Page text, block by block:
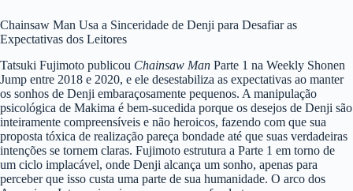
Chainsaw Man Usa a Sinceridade de Denji para Desafiar as
Expectativas dos Leitores
Tatsuki Fujimoto publicou Chainsaw Man Parte 1 na Weekly Shonen
Jump entre 2018 e 2020, e ele desestabiliza as expectativas ao manter
os sonhos de Denji embaraçosamente pequenos. A manipulação
psicológica de Makima é bem-sucedida porque os desejos de Denji são
inteiramente compreensíveis e não heroicos, fazendo com que sua
proposta tóxica de realização pareça bondade até que suas verdadeiras
intenções se tornem claras. Fujimoto estrutura a Parte 1 em torno de
um ciclo implacável, onde Denji alcança um sonho, apenas para
perceber que isso custa uma parte de sua humanidade. O arco dos